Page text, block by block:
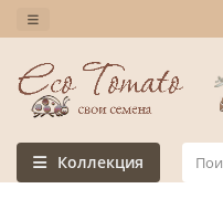
Коллекция